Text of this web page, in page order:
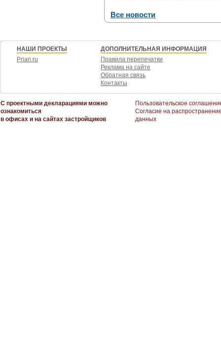
Все новости
НАШИ ПРОЕКТЫ
Prian.ru
ДОПОЛНИТЕЛЬНАЯ ИНФОРМАЦИЯ
Правила перепечатки
Реклама на сайте
Обратная связь
Контакты
С проектными декларациями можно
ознакомиться
в офисах и на сайтах застройщиков
Пользовательское
Согласие на
данных